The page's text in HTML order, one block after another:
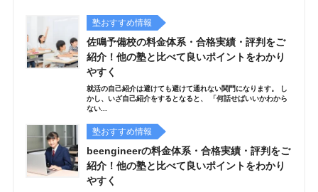
塾おすすめ情報
佐鳴予備校の料金体系・合格実績・評判をご
紹介！他の塾と比べて良いポイントをわかり
やすく
就活の自己紹介は避けても避けて通れない関門になります。 し
かし、いざ自己紹介をするとなると、 「何話せばいいかわから
ない...
塾おすすめ情報
beengineerの料金体系・合格実績・評判をご
紹介！他の塾と比べて良いポイントをわかり
やすく